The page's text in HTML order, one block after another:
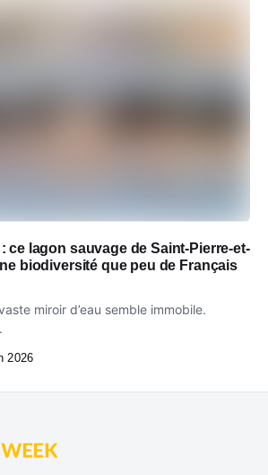
ce lagon sauvage de Saint-Pierre-et-
biodiversité que peu de Français
miroir d’eau semble immobile.
2026